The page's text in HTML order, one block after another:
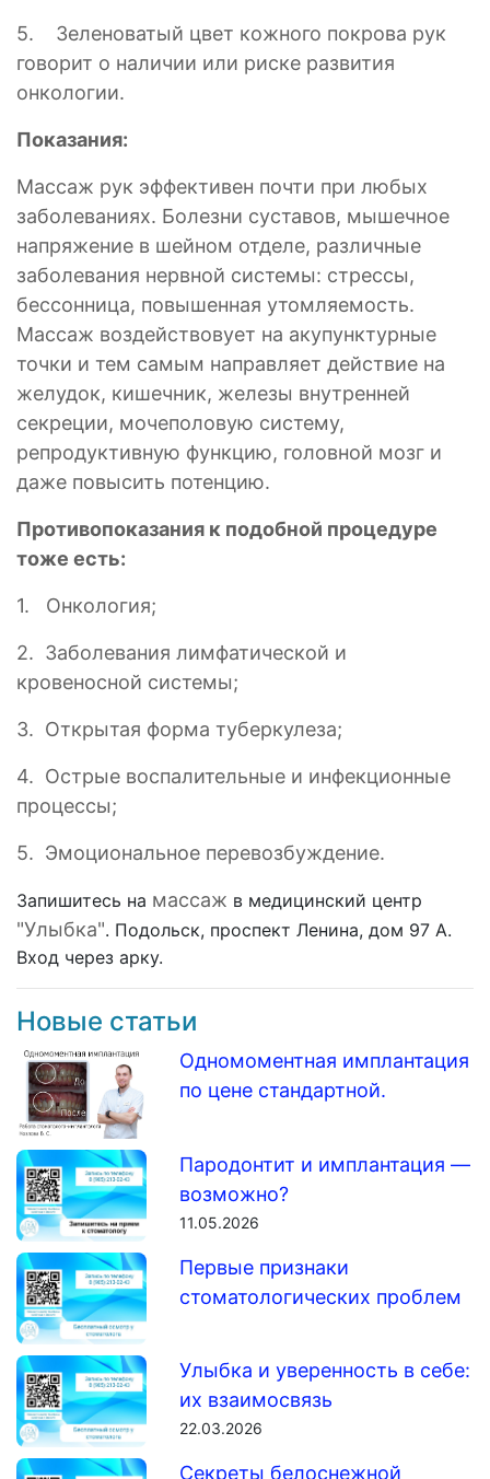
5. Зеленоватый цвет кожного покрова рук
говорит о наличии или риске развития
онкологии.
Показания:
Массаж рук эффективен почти при любых
заболеваниях. Болезни суставов, мышечное
напряжение в шейном отделе, различные
заболевания нервной системы: стрессы,
бессонница, повышенная утомляемость.
Массаж воздействовует на акупунктурные
точки и тем самым направляет действие на
желудок, кишечник, железы внутренней
секреции, мочеполовую систему,
репродуктивную функцию, головной мозг и
даже повысить потенцию.
Противопоказания к подобной процедуре
тоже есть:
1. Онкология;
2. Заболевания лимфатической и
кровеносной системы;
3. Открытая форма туберкулеза;
4. Острые воспалительные и инфекционные
процессы;
5. Эмоциональное перевозбуждение.
Запишитесь на массаж в медицинский центр
"Улыбка". Подольск, проспект Ленина, дом 97 А.
Вход через арку.
Новые статьи
Одномоментная имплантация
по цене стандартной.
Пародонтит и имплантация —
возможно?
11.05.2026
Первые признаки
стоматологических проблем
Улыбка и уверенность в себе:
их взаимосвязь
22.03.2026
Секреты белоснежной